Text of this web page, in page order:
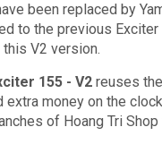
been replaced by
to the previous Exciter
this V2 version.
155 - V2 reuses
money on the
of Hoang Tri